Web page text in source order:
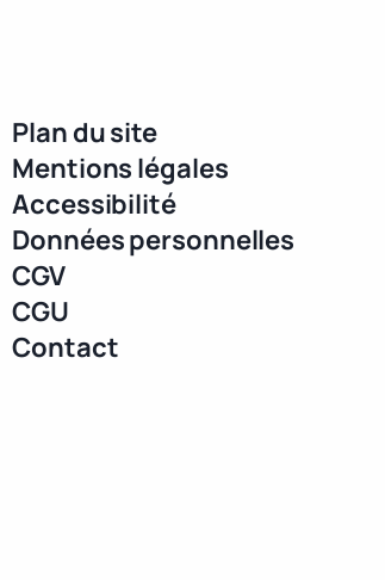
Plan du site
Mentions légales
Accessibilité
Données personnelles
CGV
CGU
Contact